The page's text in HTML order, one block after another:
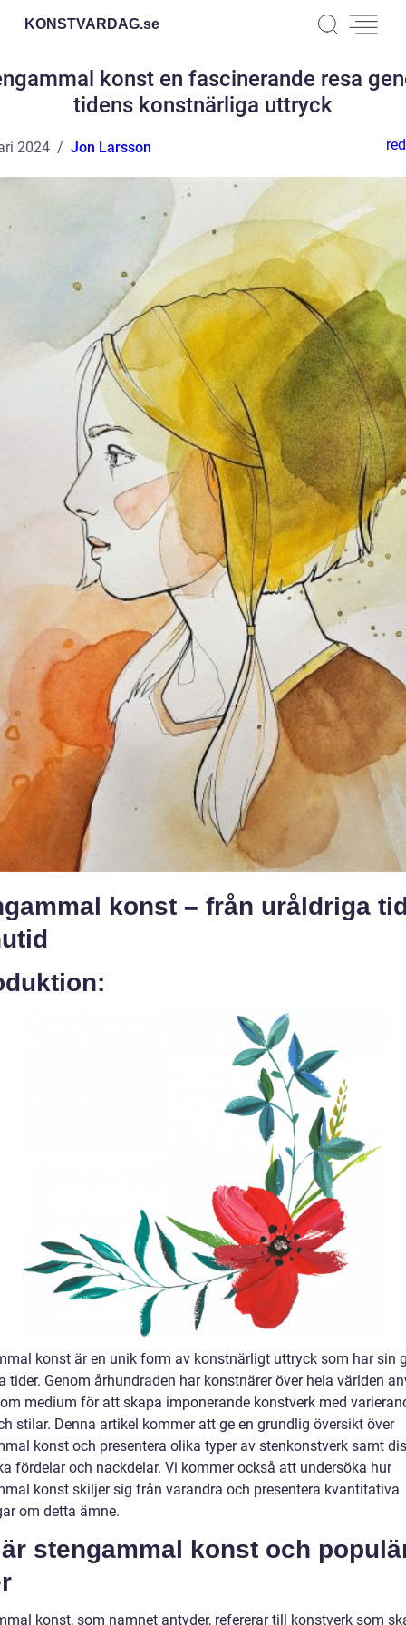
KONSTVARDAG.se
konst en fascinerande resa
tidens konstnärliga uttryck
2024 Jon Larsson
konst – från uråldriga
konst är en unik form av konstnärligt uttryck som har sin
tider. Genom århundraden har konstnärer över hela världen
medium för att skapa imponerande konstverk med
stilar. Denna artikel kommer att ge en grundlig översikt över
konst och presentera olika typer av stenkonstverk samt
fördelar och nackdelar. Vi kommer också att undersöka hur
konst skiljer sig från varandra och presentera kvantitativa
om detta ämne.
stengammal konst och
konst, som namnet antyder, refererar till konstverk som